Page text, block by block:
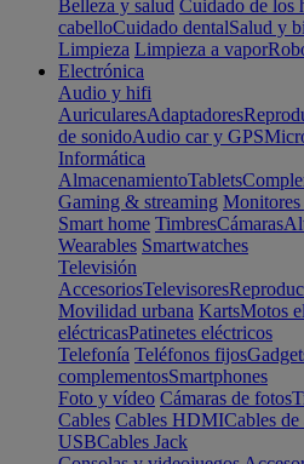
Belleza y salud Cuidado de los
cabelloCuidado dentalSalud y
Limpieza Limpieza a vapor
Electrónica
Audio y hifi
AuricularesAdaptadores
de sonidoAudio car y GPS
Informática
AlmacenamientoTablets
Gaming & streaming Monitores
Smart home TimbresCámaras
Wearables Smartwatches
Televisión
AccesoriosTelevisores
Movilidad urbana KartsMotos
eléctricasPatinetes eléctricos
Telefonía Teléfonos fijos
complementosSmartphones
Foto y vídeo Cámaras de fotos
Cables Cables HDMICables
USBCables Jack